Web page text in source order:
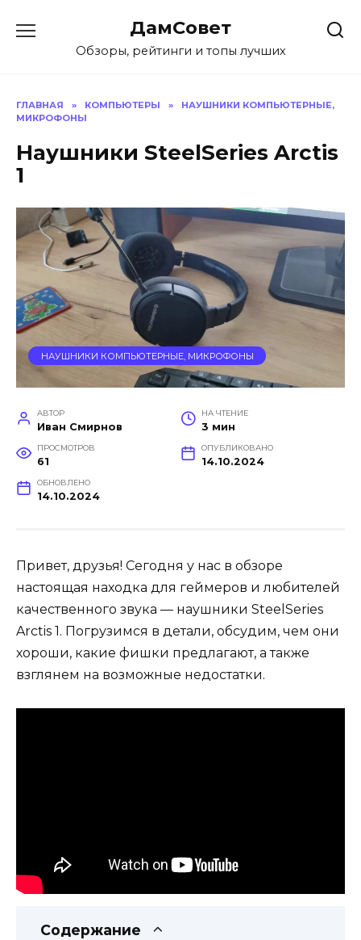
содержанию
ДамСовет
Обзоры, рейтинги и топы лучших
ГЛАВНАЯ » КОМПЬЮТЕРЫ »
НАУШНИКИ КОМПЬЮТЕРНЫЕ,
МИКРОФОНЫ
Наушники SteelSeries Arctis
1
НАУШНИКИ КОМПЬЮТЕРНЫЕ, МИКРОФОНЫ
АВТОР
Иван Смирнов
НА ЧТЕНИЕ
3 мин
ПРОСМОТРОВ
61
ОПУБЛИКОВАНО
14.10.2024
ОБНОВЛЕНО
14.10.2024
Привет, друзья! Сегодня у нас в обзоре
настоящая находка для геймеров и любителей
качественного звука — наушники SteelSeries
Arctis 1. Погрузимся в детали, обсудим, чем они
хороши, какие фишки предлагают, а также
взглянем на возможные недостатки.
Содержание